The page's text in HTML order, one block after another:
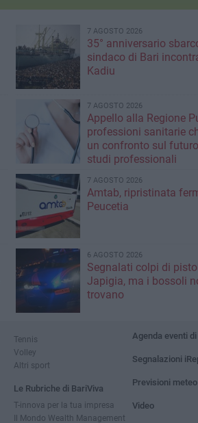
7 AGOSTO 2026
35° anniversario
sindaco di Bari
Kadiu
7 AGOSTO 2026
Appello alla Regione
professioni sanitarie
un confronto sul
studi professionali
7 AGOSTO 2026
Amtab, ripristinata
Peucetia
6 AGOSTO 2026
Segnalati colpi di
Japigia, ma i bossoli
trovano
Tennis
Volley
Altri sport
Le Rubriche di BariViva
T-innova per la tua impresa
Il Mondo Wealth Management
Agenda eventi
Segnalazioni
Previsioni meteo
Video